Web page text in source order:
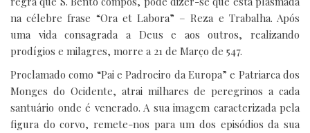
na célebre frase “Ora et Labora” – Reza e Trabalha. Após
uma vida consagrada a Deus e aos outros, realizando
prodígios e milagres, morre a 21 de Março de 547.
Proclamado como “Pai e Padroeiro da Europa” e Patriarca dos
Monges do Ocidente, atrai milhares de peregrinos a cada
santuário onde é venerado. A sua imagem caracterizada pela
figura do corvo, remete-nos para um dos episódios da sua